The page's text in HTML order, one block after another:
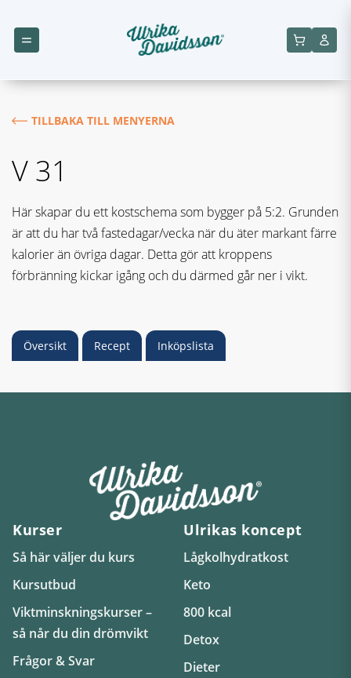
TILLBAKA TILL MENYERNA
V 31
Här skapar du ett kostschema som bygger på 5:2. Grunden
är att du har två fastedagar/vecka när du äter markant färre
kalorier än övriga dagar. Detta gör att kroppens
förbränning kickar igång och du därmed går ner i vikt.
Översikt Recept Inköpslista
Kurser
Så här väljer du kurs
Kursutbud
Viktminskningskurser –
så når du din drömvikt
Frågor & Svar
Ulrikas koncept
Lågkolhydratkost
Keto
800 kcal
Detox
Dieter